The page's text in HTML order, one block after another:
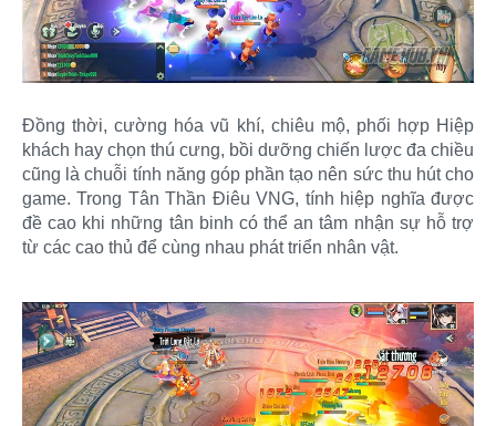
Đồng thời, cường hóa vũ khí, chiêu mộ, phối hợp Hiệp
khách hay chọn thú cưng, bồi dưỡng chiến lược đa chiều
cũng là chuỗi tính năng góp phần tạo nên sức thu hút cho
game. Trong Tân Thần Điêu VNG, tính hiệp nghĩa được
đề cao khi những tân binh có thể an tâm nhận sự hỗ trợ
từ các cao thủ để cùng nhau phát triển nhân vật.